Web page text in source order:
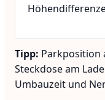
Tipp: Parkposition
Steckdose am
Umbauzeit und